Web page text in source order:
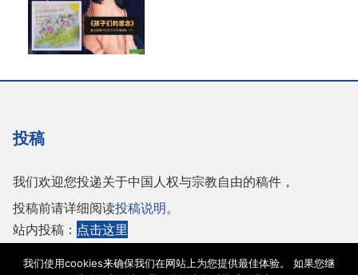
投稿
我们欢迎您投递关于中国人权与宗教自由的稿件，
投稿前请详细阅读投稿说明。
站内投稿： 点击这里
我们使用cookies来确保我们在网站上为您提供最佳体验。 如果您继